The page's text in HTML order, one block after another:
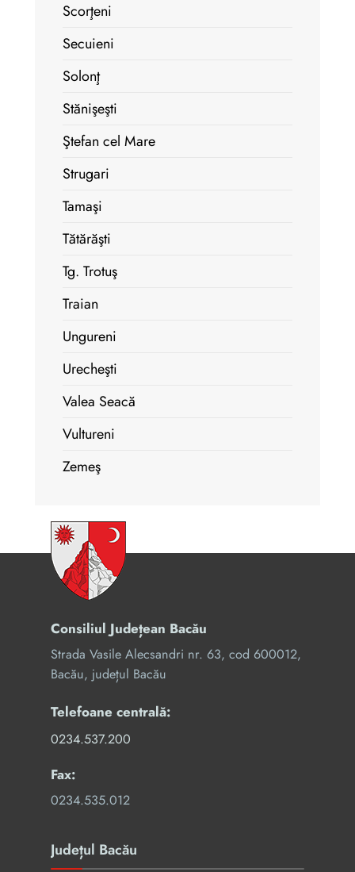
Scorţeni
Secuieni
Solonţ
Stănişeşti
Ştefan cel Mare
Strugari
Tamaşi
Tătărăşti
Tg. Trotuş
Traian
Ungureni
Urecheşti
Valea Seacă
Vultureni
Zemeş
Consiliul Județean Bacău
Strada Vasile Alecsandri nr. 63, cod 600012,
Bacău, județul Bacău
Telefoane centrală:
0234.537.200
Fax:
0234.535.012
Județul Bacău